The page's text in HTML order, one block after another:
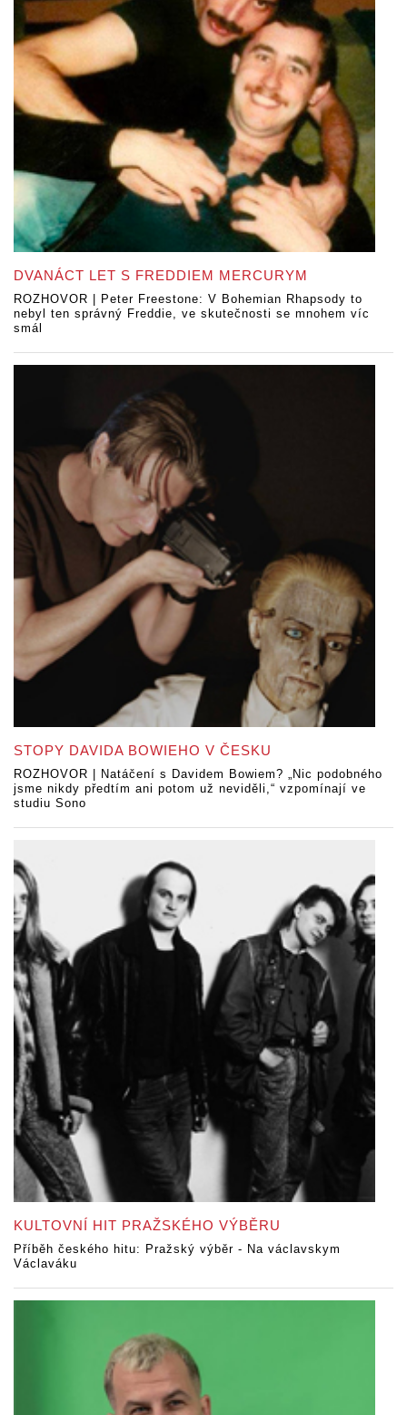
DVANÁCT LET S FREDDIEM MERCURYM
ROZHOVOR | Peter Freestone: V Bohemian Rhapsody to
nebyl ten správný Freddie, ve skutečnosti se mnohem víc
smál
STOPY DAVIDA BOWIEHO V ČESKU
ROZHOVOR | Natáčení s Davidem Bowiem? „Nic podobného
jsme nikdy předtím ani potom už neviděli,“ vzpomínají ve
studiu Sono
KULTOVNÍ HIT PRAŽSKÉHO VÝBĚRU
Příběh českého hitu: Pražský výběr - Na václavskym
Václaváku